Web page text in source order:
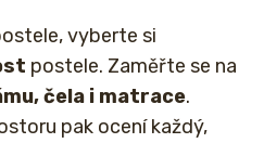
vyberte si
postele. Zaměřte se na
čela i matrace.
pak ocení každý,